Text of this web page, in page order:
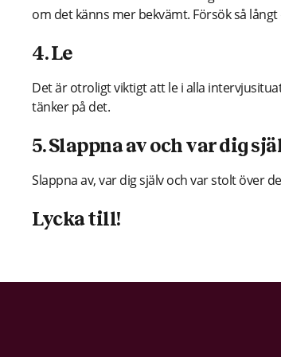
om det känns mer bekvämt. Försök så
4. Le
Det är otroligt viktigt att le i alla
tänker på det.
5. Slappna av och var dig
Slappna av, var dig själv och var stolt över
Lycka till!